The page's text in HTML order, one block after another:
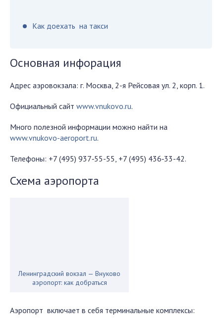
Как доехать на такси
Основная инфорация
Адрес аэровокзала: г. Москва, 2-я Рейсовая ул. 2, корп. 1.
Официальный сайт www.vnukovo.ru.
Много полезной информации можно найти на
www.vnukovo-aeroport.ru.
Телефоны: +7 (495) 937‑55-55, +7 (495) 436‑33-42.
Схема аэропорта
Ленинградский вокзал — Внуково
аэропорт: как добраться
Аэропорт включает в себя терминальные комплексы: